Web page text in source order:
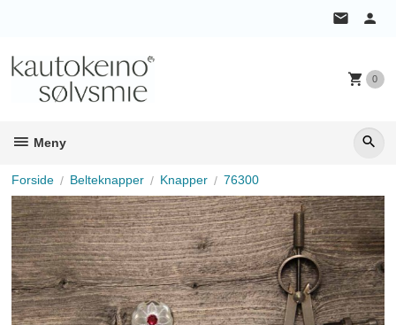
0
Meny
Forside Belteknapper Knapper 76300